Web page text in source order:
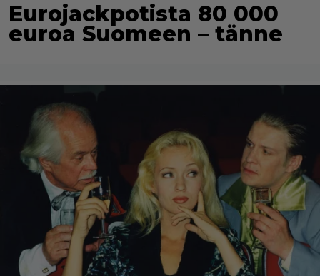
Eurojackpotista 80 000
euroa Suomeen – tänne